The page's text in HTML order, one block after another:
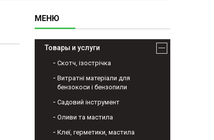
Товары и услуги
Скотч, ізострічка
Витратні матеріали для
бензокоси і бензопили
Садовий інструмент
Оливи та мастила
Клеї, герметики, мастила